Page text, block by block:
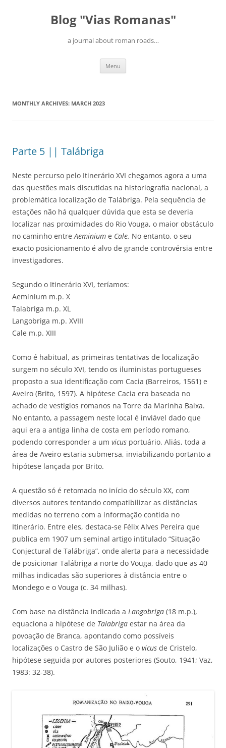
Blog "Vias Romanas"
a journal about roman roads…
Menu
MONTHLY ARCHIVES: MARCH 2023
Parte 5 || Talábriga
Neste percurso pelo Itinerário XVI chegamos agora a uma
das questões mais discutidas na historiografia nacional, a
problemática localização de Talábriga. Pela sequência de
estações não há qualquer dúvida que esta se deveria
localizar nas proximidades do Rio Vouga, o maior obstáculo
no caminho entreAeminium e Cale. No entanto, o seu
exacto posicionamento é alvo de grande controvérsia entre
investigadores.
Segundo o Itinerário XVI, teríamos:
Aeminium m.p. X
Talabriga m.p. XL
Langobriga m.p. XVIII
Cale m.p. XIII
Como é habitual, as primeiras tentativas de localização
surgem no século XVI, tendo os iluministas portugueses
proposto a sua identificação com Cacia (Barreiros, 1561) e
Aveiro (Brito, 1597). A hipótese Cacia era baseada no
achado de vestígios romanos na Torre da Marinha Baixa.
No entanto, a passagem neste local é inviável dado que
aqui era a antiga linha de costa em período romano,
podendo corresponder a um vicus portuário. Aliás, toda a
área de Aveiro estaria submersa, inviabilizando portanto a
hipótese lançada por Brito.
A questão só é retomada no início do século XX, com
diversos autores tentando compatibilizar as distâncias
medidas no terreno com a informação contida no
Itinerário. Entre eles, destaca-se Félix Alves Pereira que
publica em 1907 um seminal artigo intitulado “Situação
Conjectural de Talábriga”, onde alerta para a necessidade
de posicionar Talábriga a norte do Vouga, dado que as 40
milhas indicadas são superiores à distância entre o
Mondego e o Vouga (c. 34 milhas).
Com base na distância indicada a Langobriga (18 m.p.),
equaciona a hipótese de Talabriga estar na área da
povoação de Branca, apontando como possíveis
localizações o Castro de São Julião e o vicus de Cristelo,
hipótese seguida por autores posteriores (Souto, 1941; Vaz,
1983: 32-38).